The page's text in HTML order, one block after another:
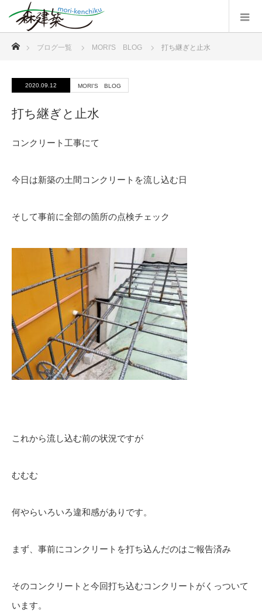
ブログ一覧 MORI'S BLOG 打ち継ぎと止水
2020.09.12 MORI'S BLOG
打ち継ぎと止水
コンクリート工事にて
今日は新築の土間コンクリートを流し込む日
そして事前に全部の箇所の点検チェック
これから流し込む前の状況ですが
むむむ
何やらいろいろ違和感がありです。
まず、事前にコンクリートを打ち込んだのはご報告済み
そのコンクリートと今回打ち込むコンクリートがくっついて
います。